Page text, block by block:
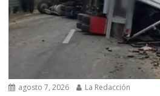
agosto 7, 2026 La Redacción